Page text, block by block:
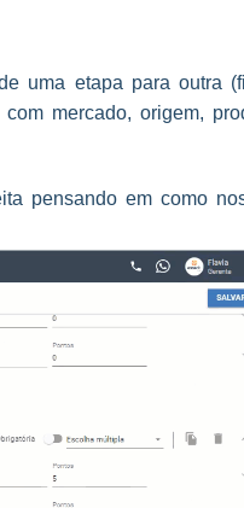
uma etapa para outra
mercado, origem,
pensando em como